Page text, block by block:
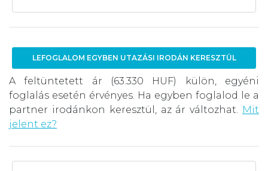
LEFOGLALOM EGYBEN UTAZÁSI IRODÁN KERESZTÜL
A feltüntetett ár (63.330 HUF) külön, egyéni
foglalás esetén érvényes. Ha egyben foglalod le a
partner irodánkon keresztül, az ár változhat.
Mit
jelent ez?